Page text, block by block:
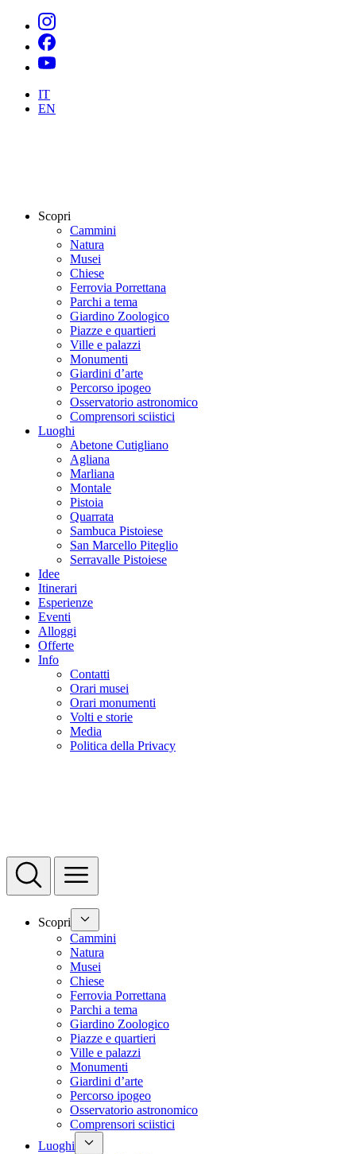
IT
EN
Scopri
Cammini
Natura
Musei
Chiese
Ferrovia Porrettana
Parchi a tema
Giardino Zoologico
Piazze e quartieri
Ville e palazzi
Monumenti
Giardini d’arte
Percorso ipogeo
Osservatorio astronomico
Comprensori sciistici
Luoghi
Abetone Cutigliano
Agliana
Marliana
Montale
Pistoia
Quarrata
Sambuca Pistoiese
San Marcello Piteglio
Serravalle Pistoiese
Idee
Itinerari
Esperienze
Eventi
Alloggi
Offerte
Info
Contatti
Orari musei
Orari monumenti
Volti e storie
Media
Politica della Privacy
Scopri
Cammini
Natura
Musei
Chiese
Ferrovia Porrettana
Parchi a tema
Giardino Zoologico
Piazze e quartieri
Ville e palazzi
Monumenti
Giardini d’arte
Percorso ipogeo
Osservatorio astronomico
Comprensori sciistici
Luoghi